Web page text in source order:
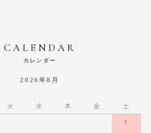
CALENDAR
カレンダー
2026年8月
火 水 木 金 土
1